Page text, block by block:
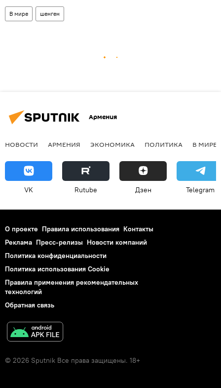
В мире шенген
Армения
НОВОСТИ АРМЕНИЯ ЭКОНОМИКА ПОЛИТИКА В МИРЕ
VK Rutube Дзен Telegram
О проекте Правила использования Контакты
Реклама Пресс-релизы Новости компаний
Политика конфиденциальности
Политика использования Cookie
Правила применения рекомендательных
технологий
Обратная связь
© 2026 Sputnik Все права защищены. 18+